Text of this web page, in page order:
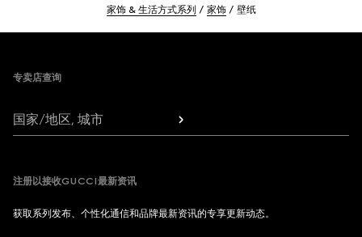
家饰 & 生活方式系列 家饰 壁纸
专卖店查询
国家/地区, 城市
注册以接收GUCCI最新资讯
获取系列发布、个性化通信和品牌最新资讯的专享更新动态。